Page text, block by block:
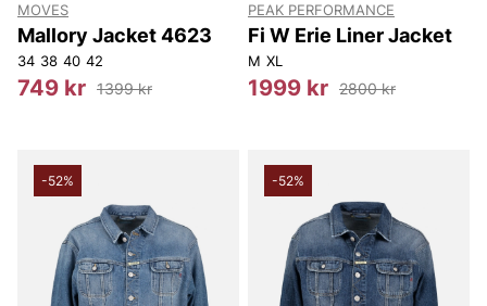
MOVES
Mallory Jacket 4623
34 38 40 42
749 kr 1399 kr
PEAK PERFORMANCE
Fi W Erie Liner Jacket
M XL
1999 kr 2800 kr
-52% -52%